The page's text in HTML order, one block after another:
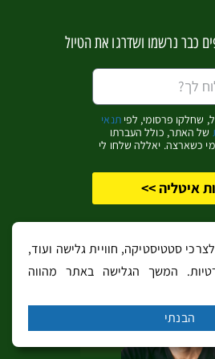
ובן העיר, משקיף ממעלה הגבעה על
בסמוך המוזיאון ההיסטורי של
מול האוסטרים במלחמת
המוזיאון האתנוגרפי Museo
degli Usi e
נמצא המוזיאון האתנוגרפי
הנפלא Museo degli Usi e Costumi della Gente Trentina.
סטטיסטיקה, חוויית גלישה ועוד,
המשך הגלישה באתר מהווה
הבנתי
כבר נרשמו ושדרגו את הטיול
שחלקו פרסומי, לפיתנאי
של האתר, כולל העברתו
כשארצה. יאללה שלחו לי
איטליה >>